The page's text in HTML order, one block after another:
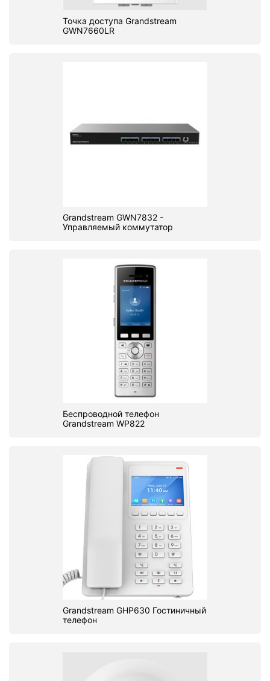
Точка доступа Grandstream
GWN7660LR
Grandstream GWN7832 -
Управляемый коммутатор
Беспроводной телефон
Grandstream WP822
Grandstream GHP630 Гостиничный
телефон